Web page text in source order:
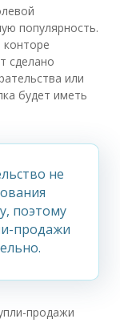
популярность.
конторе
сделано
или
будет иметь
не
поэтому
продажи
продажи